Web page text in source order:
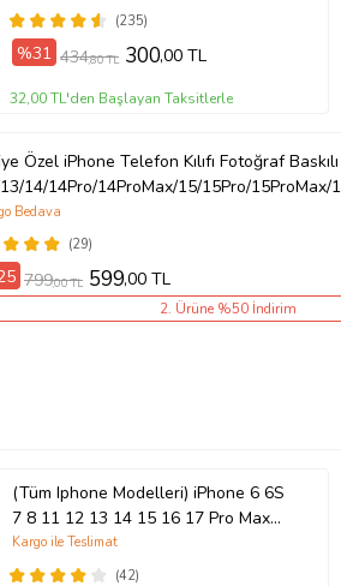
(235)
%31 434,80 TL 300,00 TL
32,00 TL'den Başlayan Taksitlerle
Özel iPhone Telefon Kılıfı Fotoğraf Baskılı
14/14Pro/14ProMax/15/15Pro/
(29)
Bedava
799,00 TL 599,00 TL
2. Ürüne %50 İndirim
(Tüm Iphone Modelleri) iPhone 6 6S
7 8 11 12 13 14 15 16 17 Pro Max
Plus Mini Kişiye Özel Resimli
Fotoğraflı Kılıf(42)
Kargo ile Teslimat